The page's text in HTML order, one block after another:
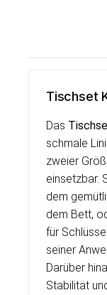
Tischset
Das
schmale
zweier
einsetzbar.
dem
dem Bett,
für
seiner
Darüber
Stabilität